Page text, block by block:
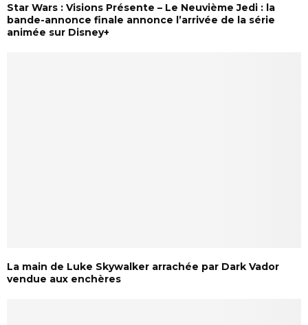
Star Wars : Visions Présente – Le Neuvième Jedi : la
bande-annonce finale annonce l’arrivée de la série
animée sur Disney+
La main de Luke Skywalker arrachée par Dark Vador
vendue aux enchères